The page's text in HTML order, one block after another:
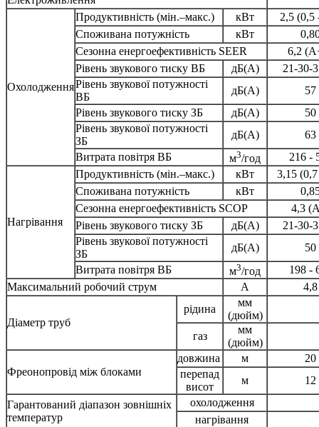
Охолодження
Продуктивність (мін.–макс.) кВт
2,5 (0,5
Споживана потужність
кВт
Сезонна енергоефективність SEER
6,2
Рівень звукового тиску ВБ
дБ(А)
21-30-
Рівень звукової потужності
ВБ
дБ(А)
57
Рівень звукового тиску ЗБ
дБ(А)
50
Рівень звукової потужності
ЗБ
дБ(А)
63
Витрата повітря ВБ
м3/год 216 -
Нагрівання
Продуктивність (мін.–макс.) кВт
3,15
Споживана потужність
кВт
Сезонна енергоефективність SCOP
4,3
Рівень звукового тиску ЗБ
дБ(А)
21-30-
Рівень звукової потужності
ЗБ
дБ(А)
50
Витрата повітря ВБ
м3/год
198 -
Максимальний робочий струм
А 4,8
Діаметр труб
рідина
мм
(дюйм)
газ
мм
(дюйм)
Фреонопровід між блоками
довжина м
20
перепад
висот
м
12
Гарантований діапазон зовнішніх
температур
охолодження
нагрівання